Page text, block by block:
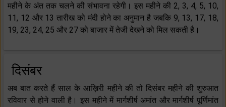
महीने के अंत तक चलने की संभावना रहेगी। इस महीने की 2, 3, 4, 5, 10,
11, 12 और 13 तारीख को मंदी होने का अनुमान है जबकि 9, 13, 17, 18,
19, 23, 24, 25 और 27 को बाजार में तेजी देखने को मिल सकती है।
दिसंबर
अब बात करते हैं साल के आख़िरी महीने की तो दिसंबर महीने की शुरुआत
रविवार से होने वाली है। इस महीने में मार्गशीर्ष अमांत और मार्गशीर्ष पूर्णिमांत